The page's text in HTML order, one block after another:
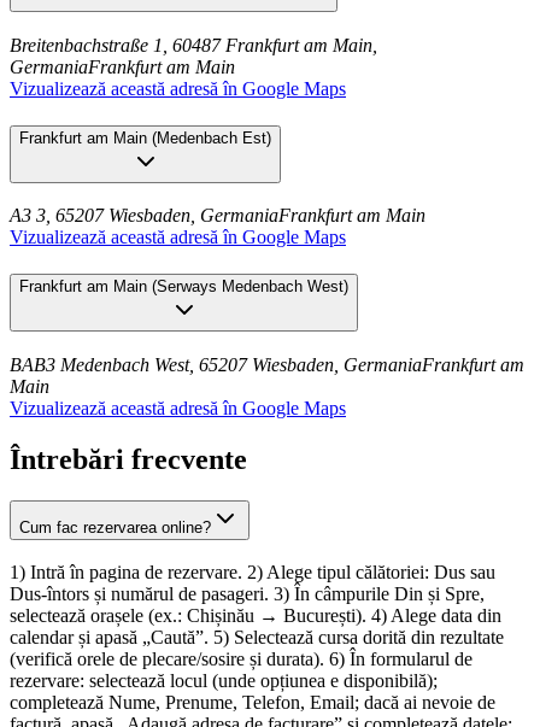
Breitenbachstraße 1, 60487 Frankfurt am Main,
GermaniaFrankfurt am Main
Vizualizează această adresă în Google Maps
Frankfurt am Main (Medenbach Est)
A3 3, 65207 Wiesbaden, GermaniaFrankfurt am Main
Vizualizează această adresă în Google Maps
Frankfurt am Main (Serways Medenbach West)
BAB3 Medenbach West, 65207 Wiesbaden, GermaniaFrankfurt am
Main
Vizualizează această adresă în Google Maps
Întrebări frecvente
Cum fac rezervarea online?
1) Intră în pagina de rezervare. 2) Alege tipul călătoriei: Dus sau
Dus-întors și numărul de pasageri. 3) În câmpurile Din și Spre,
selectează orașele (ex.: Chișinău → București). 4) Alege data din
calendar și apasă „Caută”. 5) Selectează cursa dorită din rezultate
(verifică orele de plecare/sosire și durata). 6) În formularul de
rezervare: selectează locul (unde opțiunea e disponibilă);
completează Nume, Prenume, Telefon, Email; dacă ai nevoie de